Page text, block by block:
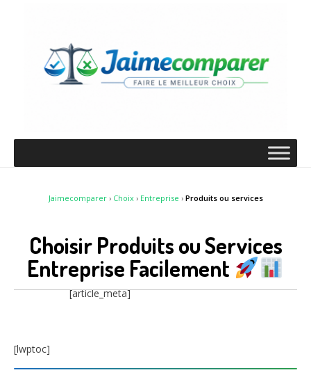
Jaimecomparer› Choix› Entreprise › Produits ou services
Choisir Produits ou Services
Entreprise Facilement
[article_meta]
[lwptoc]